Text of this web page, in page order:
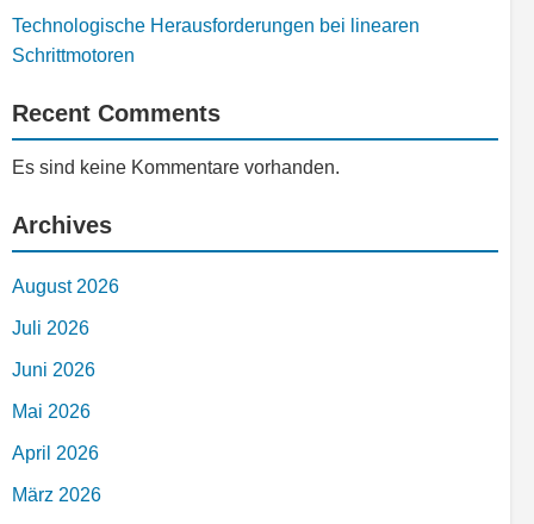
Technologische Herausforderungen bei linearen
Schrittmotoren
Recent Comments
Es sind keine Kommentare vorhanden.
Archives
August 2026
Juli 2026
Juni 2026
Mai 2026
April 2026
März 2026